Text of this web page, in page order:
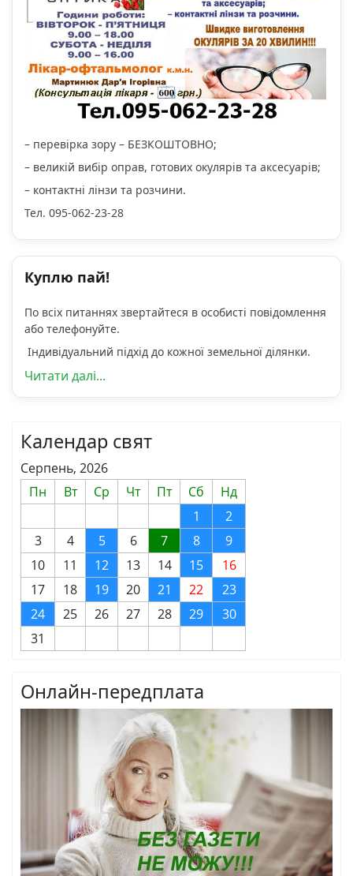
– перевірка зору – БЕЗКОШТОВНО;
– великій вибір оправ, готових окулярів та аксесуарів;
– контактні лінзи та розчини.
Тел. 095-062-23-28
Куплю пай!
По всіх питаннях звертайтеся в особисті повідомлення
або телефонуйте.
Індивідуальний підхід до кожної земельної ділянки.
Читати далі...
Календар свят
Серпень, 2026
Пн
Вт Ср Чт Пт Сб
Нд
1
2
3
4 5 6 7 8
9
10
11 12 13 14 15
16
17
18 19 20 21 22
23
24
25 26 27 28 29
30
31
Онлайн-передплата